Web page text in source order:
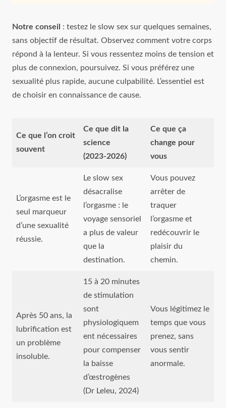
Notre conseil : testez le slow sex sur quelques semaines,
sans objectif de résultat. Observez comment votre corps
répond à la lenteur. Si vous ressentez moins de tension et
plus de connexion, poursuivez. Si vous préférez une
sexualité plus rapide, aucune culpabilité. L’essentiel est
de choisir en connaissance de cause.
Ce que l’on croit
souvent
Ce que dit la
science
(2023‑2026)
Ce que ça
change pour
vous
L’orgasme est le
seul marqueur
d’une sexualité
réussie.
Le slow sex
désacralise
l’orgasme : le
voyage sensoriel
a plus de valeur
que la
destination.
Vous pouvez
arrêter de
traquer
l’orgasme et
redécouvrir le
plaisir du
chemin.
Après 50 ans, la
lubrification est
un problème
insoluble.
15 à 20 minutes
de stimulation
sont
physiologiquem
ent nécessaires
pour compenser
la baisse
d’œstrogènes
(Dr Leleu, 2024)
Vous légitimez le
temps que vous
prenez, sans
vous sentir
anormale.